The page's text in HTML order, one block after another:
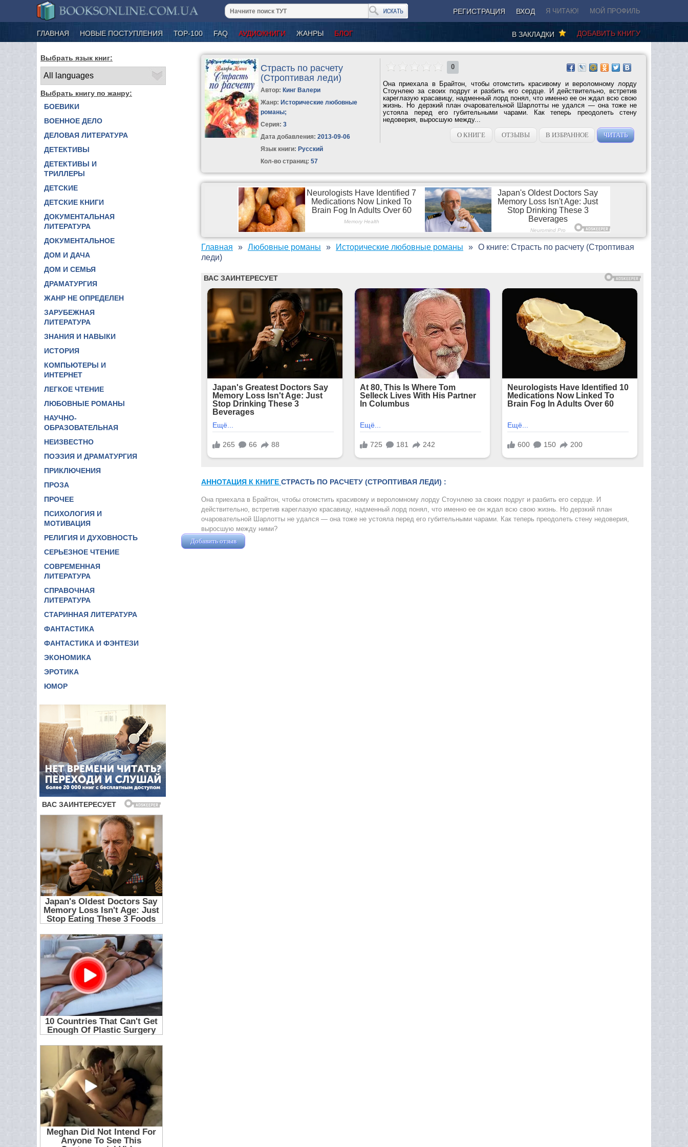
РЕГИСТРАЦИЯ ВХОД Я ЧИТАЮ! МОЙ ПРОФИЛЬ
ГЛАВНАЯ НОВЫЕ ПОСТУПЛЕНИЯ ТОР-100 FAQ АУДИОКНИГИ ЖАНРЫ БЛОГ ДОБАВИТЬ КНИГУ
В ЗАКЛАДКИ
Выбрать язык книг:
Выбрать книгу по жанру:
БОЕВИКИ
ВОЕННОЕ ДЕЛО
ДЕЛОВАЯ ЛИТЕРАТУРА
ДЕТЕКТИВЫ
ДЕТЕКТИВЫ И
ТРИЛЛЕРЫ
ДЕТСКИЕ
ДЕТСКИЕ КНИГИ
ДОКУМЕНТАЛЬНАЯ
ЛИТЕРАТУРА
ДОКУМЕНТАЛЬНОЕ
ДОМ И ДАЧА
ДОМ И СЕМЬЯ
ДРАМАТУРГИЯ
ЖАНР НЕ ОПРЕДЕЛЕН
ЗАРУБЕЖНАЯ
ЛИТЕРАТУРА
ЗНАНИЯ И НАВЫКИ
ИСТОРИЯ
КОМПЬЮТЕРЫ И
ИНТЕРНЕТ
ЛЕГКОЕ ЧТЕНИЕ
ЛЮБОВНЫЕ РОМАНЫ
НАУЧНО-
ОБРАЗОВАТЕЛЬНАЯ
НЕИЗВЕСТНО
ПОЭЗИЯ И ДРАМАТУРГИЯ
ПРИКЛЮЧЕНИЯ
ПРОЗА
ПРОЧЕЕ
ПСИХОЛОГИЯ И
МОТИВАЦИЯ
РЕЛИГИЯ И ДУХОВНОСТЬ
СЕРЬЕЗНОЕ ЧТЕНИЕ
СОВРЕМЕННАЯ
ЛИТЕРАТУРА
СПРАВОЧНАЯ
ЛИТЕРАТУРА
СТАРИННАЯ ЛИТЕРАТУРА
ФАНТАСТИКА
ФАНТАСТИКА И ФЭНТЕЗИ
ЭКОНОМИКА
ЭРОТИКА
ЮМОР
Страсть по расчету
(Строптивая леди)
Автор: Кинг Валери
Жанр: Исторические любовные
романы;
Серия:3
Дата добавления: 2013-09-06
Язык книги: Русский
Кол-во страниц: 57
0
Она приехала в Брайтон, чтобы отомстить красивому и вероломному лорду
Стоунлею за своих подруг и разбить его сердце. И действительно, встретив
кареглазую красавицу, надменный лорд понял, что именно ее он ждал всю свою
жизнь. Но дерзкий план очаровательной Шарлотты не удался — она тоже не
устояла перед его губительными чарами. Как теперь преодолеть стену
недоверия, выросшую между...
О КНИГЕ
ОТЗЫВЫ В ИЗБРАННОЕ ЧИТАТЬ
Главная Любовные романы Исторические любовные романы
О книге: Страсть по расчету (Строптивая
леди)
АННОТАЦИЯ К КНИГЕ СТРАСТЬ ПО РАСЧЕТУ (СТРОПТИВАЯ ЛЕДИ) :
Она приехала в Брайтон, чтобы отомстить красивому и вероломному лорду Стоунлею за своих подруг и разбить его сердце. И
действительно, встретив кареглазую красавицу, надменный лорд понял, что именно ее он ждал всю свою жизнь. Но дерзкий план
очаровательной Шарлотты не удался — она тоже не устояла перед его губительными чарами. Как теперь преодолеть стену недоверия,
выросшую между ними?
Добавить отзыв